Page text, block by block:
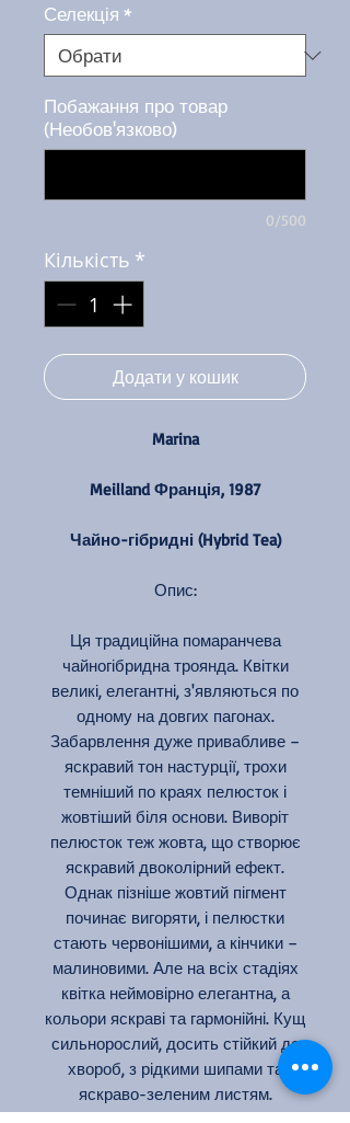
Селекція *
Побажання про товар
(Необов'язково)
0/500
Кількість *
Додати у кошик
Marina
Meilland Франція, 1987
Чайно-гібридні (Hybrid Tea)
Опис:
Ця традиційна помаранчева
чайногібридна троянда. Квітки
великі, елегантні, з'являються по
одному на довгих пагонах.
Забарвлення дуже привабливе –
яскравий тон настурції, трохи
темніший по краях пелюсток і
жовтіший біля основи. Виворіт
пелюсток теж жовта, що створює
яскравий двоколірний ефект.
Однак пізніше жовтий пігмент
починає вигоряти, і пелюстки
стають червонішими, а кінчики –
малиновими. Але на всіх стадіях
квітка неймовірно елегантна, а
кольори яскраві та гармонійні. Кущ
сильнорослий, досить стійкий до
хвороб, з рідкими шипами та
яскраво-зеленим листям.